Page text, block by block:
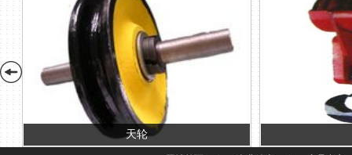
天轮